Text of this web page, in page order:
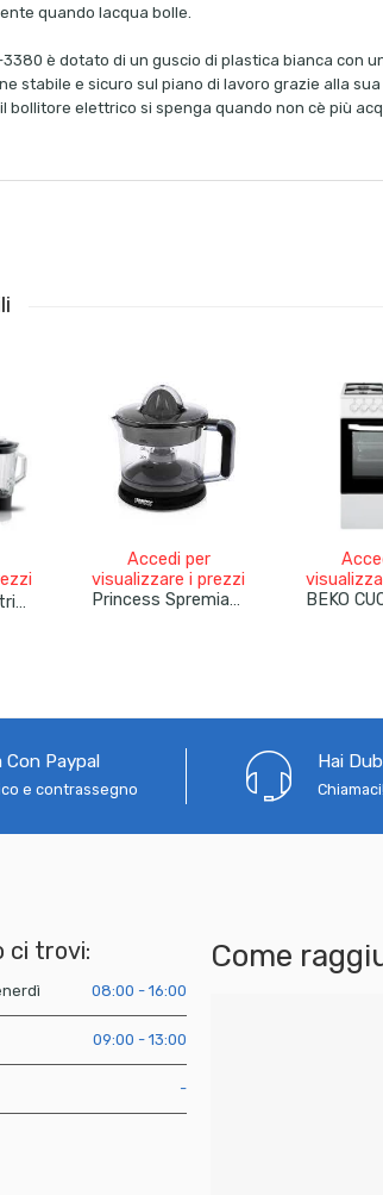
quando lacqua bolle.
3380 è dotato di un guscio di plastica bianca con
stabile e sicuro sul piano di lavoro grazie alla
bollitore elettrico si spenga quando non cè più
Ariete Impastatrice Con Frullatore Planetaria 7 Litri Completa Di Accessori Frusta Elettrica Per Montare E Gancio Per Impastare
Accedi per
visualizzare i prezzi
Princess Spremiagrumi Elettrico 1 Litro – Nero
Con Paypal
e contrassegno
Hai
Chiamaci!
ci trovi:
08:00 - 16:00
09:00 - 13:00
-
Come